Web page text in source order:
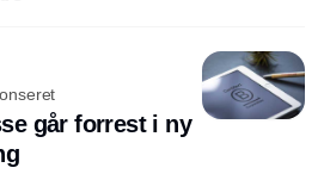
går forrest i ny